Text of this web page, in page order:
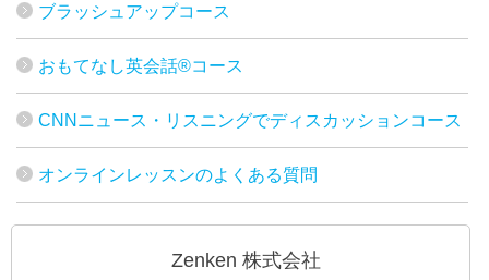
ブラッシュアップコース
おもてなし英会話®コース
CNNニュース・リスニングでディスカッションコース
オンラインレッスンのよくある質問
Zenken 株式会社